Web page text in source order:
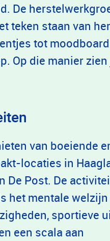
De
teken staan van
tot
Op die manier
van boeiende
locaties in
De Post. De
het mentale welzijn
sportieve
een scala aan